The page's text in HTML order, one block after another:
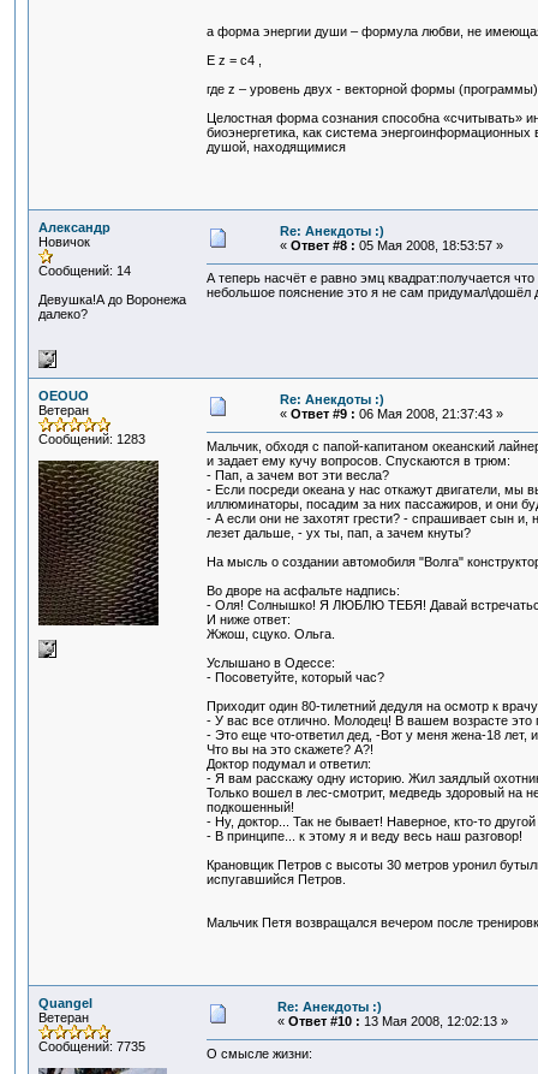
а форма энергии души – формула любви, не
Е z = с4
где z – уровень двух - векторной формы
Целостная форма сознания способна
биоэнергетика, как система
душой, находящимися
Александр
Новичок
Сообщений: 14
Девушка!А до Воронежа
далеко?
Re: Анекдоты :)
« Ответ #8 : 05 Мая 2008, 18:53:57 »
А теперь насчёт е равно эмц квадрат:получается
небольшое пояснение это я не сам придумал\дошёл
OEOUO
Ветеран
Сообщений: 1283
Re: Анекдоты :)
« Ответ #9 : 06 Мая 2008, 21:37:43 »
Мальчик, обходя с папой-капитаном океанский
и задает ему кучу вопросов. Спускаются в трюм:
- Пап, а зачем вот эти весла?
- Если посреди океана у нас откажут двигатели, мы
иллюминаторы, посадим за них пассажиров, и они
- А если они не захотят грести? - спрашивает сын и,
лезет дальше, - ух ты, пап, а зачем кнуты?
На мысль о создании автомобиля "Волга"
Во дворе на асфальте надпись:
- Оля! Солнышко! Я ЛЮБЛЮ ТЕБЯ! Давай
И ниже ответ:
Жжош, сцуко. Ольга.
Услышано в Одессе:
- Посоветуйте, который час?
Приходит один 80-тилетний дедуля на осмотр к
- У вас все отлично. Молодец! В вашем возрасте это
- Это еще что-ответил дед, -Вот у меня жена-18 лет,
Что вы на это скажете? А?!
Доктор подумал и ответил:
- Я вам расскажу одну историю. Жил заядлый
Только вошел в лес-смотрит, медведь здоровый на
подкошенный!
- Ну, доктор... Так не бывает! Наверное, кто-то
- В принципе... к этому я и веду весь наш разговор!
Крановщик Петров с высоты 30 метров уронил
испугавшийся Петров.
Мальчик Петя возвращался вечером после
Quangel
Ветеран
Сообщений: 7735
Re: Анекдоты :)
« Ответ #10 : 13 Мая 2008, 12:02:13 »
О смысле жизни: